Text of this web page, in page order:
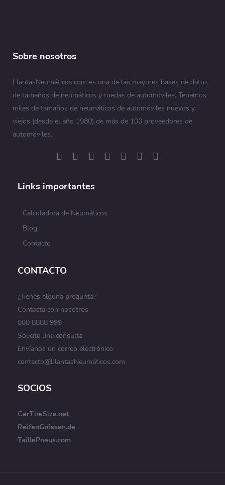
Sobre nosotros
LlantasNeumáticos.com es una de las mayores bases de datos
de tamaños de neumáticos y ruedas de automóviles. Tenemos
miles de tamaños de neumáticos de automóviles nuevos y
viejos (desde el año 1980) de más de 100 proveedores de
automóviles..
Links importantes
Calculadora de Neumáticos
Blog
Contacto
CONTACTO
¿Tienes alguna pregunta?
Contacta con nosotros
000 8888 999
Solicite una consulta
Envíanos un correo electrónico
contacto@LlantasNeumáticos.com
SOCIOS
CarTireSize.net
ReifenGrössen.de
TaillePneus.com